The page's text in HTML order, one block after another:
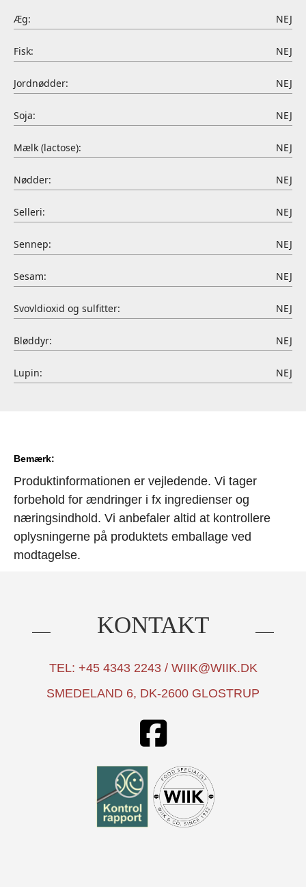
Æg: NEJ
Fisk: NEJ
Jordnødder: NEJ
Soja: NEJ
Mælk (lactose): NEJ
Nødder: NEJ
Selleri: NEJ
Sennep: NEJ
Sesam: NEJ
Svovldioxid og sulfitter: NEJ
Bløddyr: NEJ
Lupin: NEJ
Bemærk:
Produktinformationen er vejledende. Vi tager
forbehold for ændringer i fx ingredienser og
næringsindhold. Vi anbefaler altid at kontrollere
oplysningerne på produktets emballage ved
modtagelse.
KONTAKT
TEL: +45 4343 2243 / WIIK@WIIK.DK
SMEDELAND 6, DK-2600 GLOSTRUP